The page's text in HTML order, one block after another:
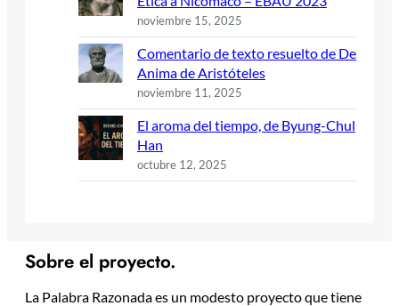
noviembre 15, 2025
Comentario de texto resuelto de De
Anima de Aristóteles
noviembre 11, 2025
El aroma del tiempo, de Byung-Chul
Han
octubre 12, 2025
Sobre el proyecto.
La Palabra Razonada es un modesto proyecto que tiene